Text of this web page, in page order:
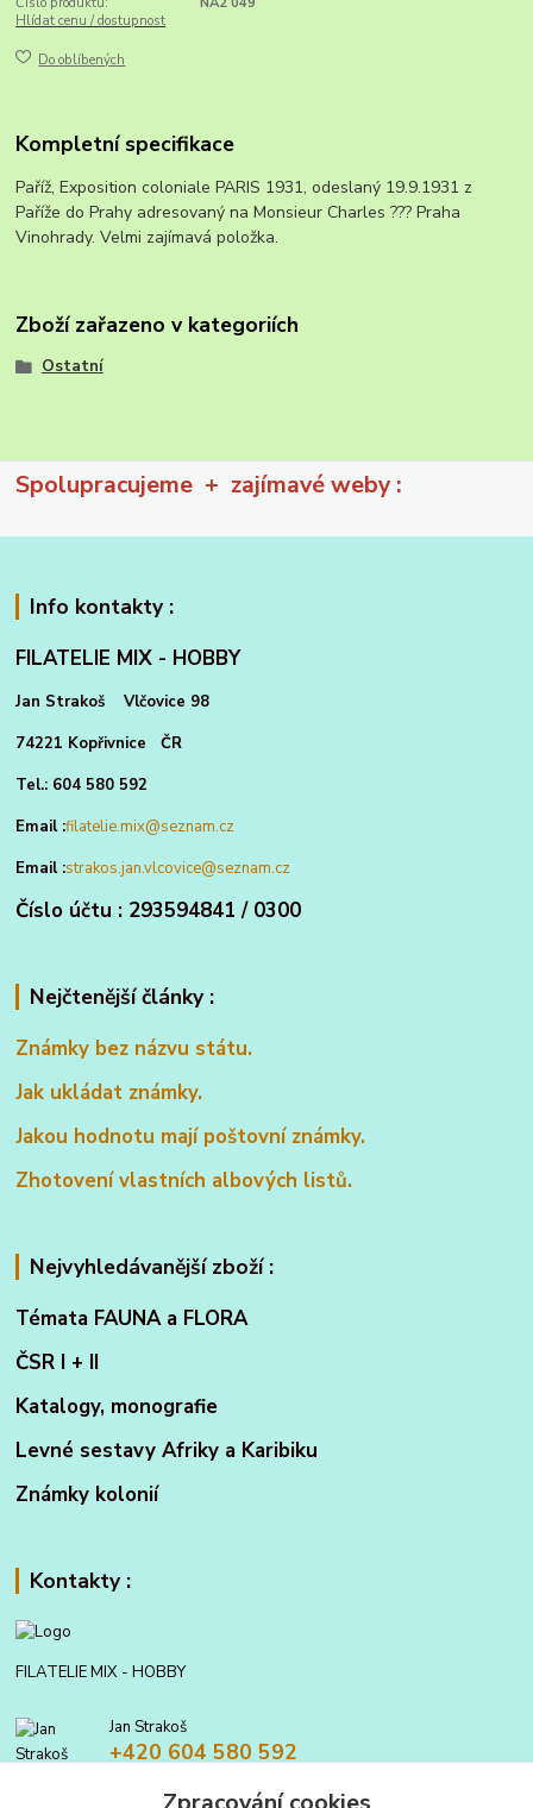
Hlídat cenu / dostupnost
Do oblíbených
Kompletní specifikace
Paříž, Exposition coloniale PARIS 1931, odeslaný 19.9.1931 z
Paříže do Prahy adresovaný na Monsieur Charles ??? Praha
Vinohrady. Velmi zajímavá položka.
Zboží zařazeno v kategoriích
Ostatní
Spolupracujeme + zajímavé weby :
Info kontakty :
FILATELIE MIX - HOBBY
Jan Strakoš Vlčovice 98
74221 Kopřivnice ČR
Tel.: 604 580 592
Email :filatelie.mix@seznam.cz
Email :strakos.jan.vlcovice@seznam.cz
Číslo účtu : 293594841 / 0300
Nejčtenější články :
Známky bez názvu státu.
Jak ukládat známky.
Jakou hodnotu mají poštovní známky.
Zhotovení vlastních albových listů.
Nejvyhledávanější zboží :
Témata FAUNA a FLORA
ČSR I + II
Katalogy, monografie
Levné sestavy Afriky a Karibiku
Známky kolonií
Kontakty :
FILATELIE MIX - HOBBY
Jan Strakoš
+420 604 580 592
filatelie.mix@seznam.cz